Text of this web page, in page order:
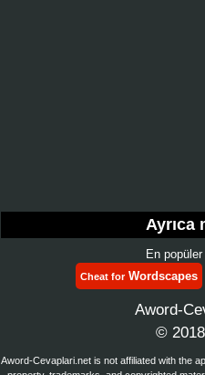
Ayrıca
En
Cheat forWordscapes
Aword-
©
Aword-Cevaplari.net is not affiliated with the